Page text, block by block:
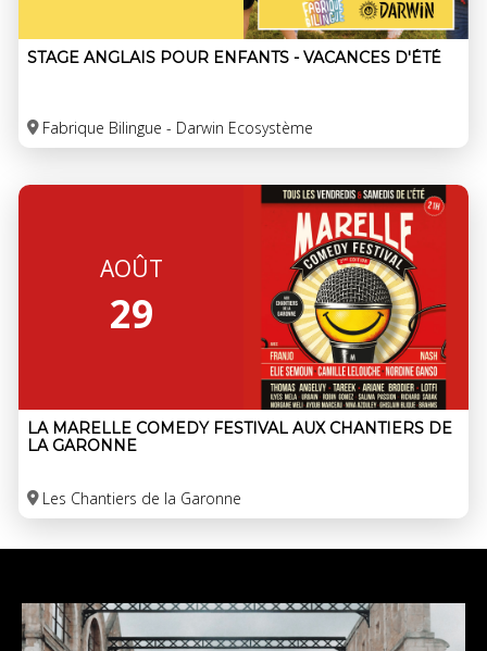
STAGE ANGLAIS POUR ENFANTS - VACANCES D'ÉTÉ
Fabrique Bilingue - Darwin Ecosystème
AOÛT
29
LA MARELLE COMEDY FESTIVAL AUX CHANTIERS DE
LA GARONNE
Les Chantiers de la Garonne